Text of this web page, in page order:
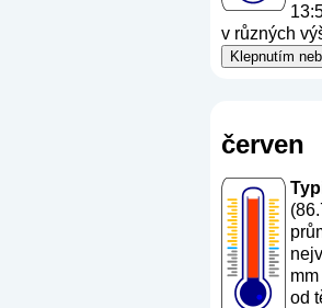
v různých
Klepnutím
červen
mm
od